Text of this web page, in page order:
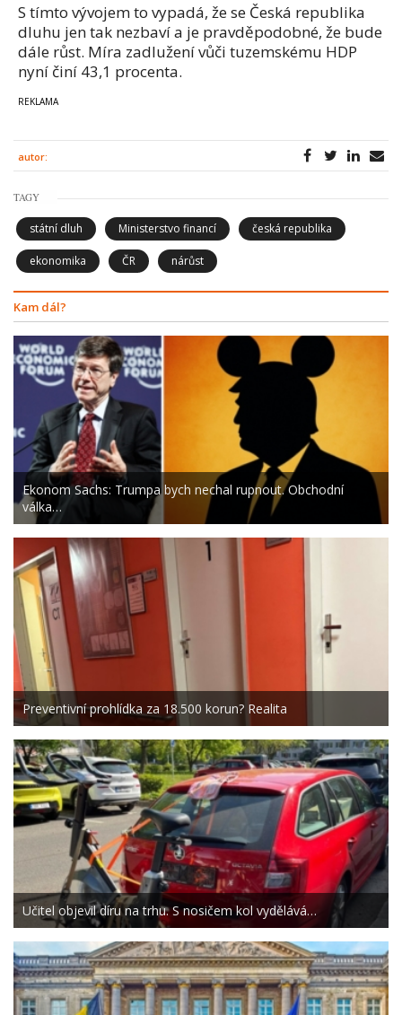
S tímto vývojem to vypadá, že se Česká republika
dluhu jen tak nezbaví a je pravděpodobné, že bude
dále růst. Míra zadlužení vůči tuzemskému HDP
nyní činí 43,1 procenta.
autor:
TAGY
státní dluh Ministerstvo financí česká republika
ekonomika ČR nárůst
Kam dál?
Ekonom Sachs: Trumpa bych nechal rupnout. Obchodní
válka…
Preventivní prohlídka za 18.500 korun? Realita
Učitel objevil díru na trhu. S nosičem kol vydělává…